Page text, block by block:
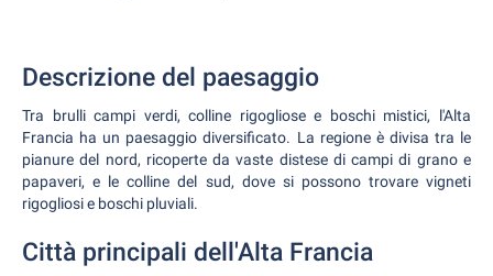
Descrizione del paesaggio
Tra brulli campi verdi, colline rigogliose e boschi mistici, l'Alta
Francia ha un paesaggio diversificato. La regione è divisa tra le
pianure del nord, ricoperte da vaste distese di campi di grano e
papaveri, e le colline del sud, dove si possono trovare vigneti
rigogliosi e boschi pluviali.
Città principali dell'Alta Francia